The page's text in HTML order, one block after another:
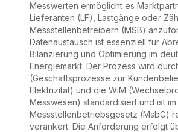
Messwerten ermöglicht es
Lieferanten (LF), Lastgänge oder
Messstellenbetreibern (MSB)
Datenaustausch ist essenziell für
Bilanzierung und Optimierung im
Energiemarkt. Der Prozess wird
(Geschäftsprozesse zur
Elektrizität) und die WiM
Messwesen) standardisiert und ist im
Messstellenbetriebsgesetz (MsbG)
verankert. Die Anforderung erfolgt